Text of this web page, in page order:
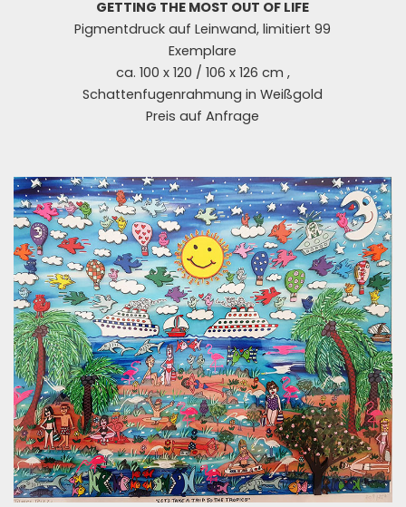
GETTING THE MOST OUT OF LIFE
Pigmentdruck auf Leinwand, limitiert 99
Exemplare
ca. 100 x 120 / 106 x 126 cm ,
Schattenfugenrahmung in Weißgold
Preis auf Anfrage